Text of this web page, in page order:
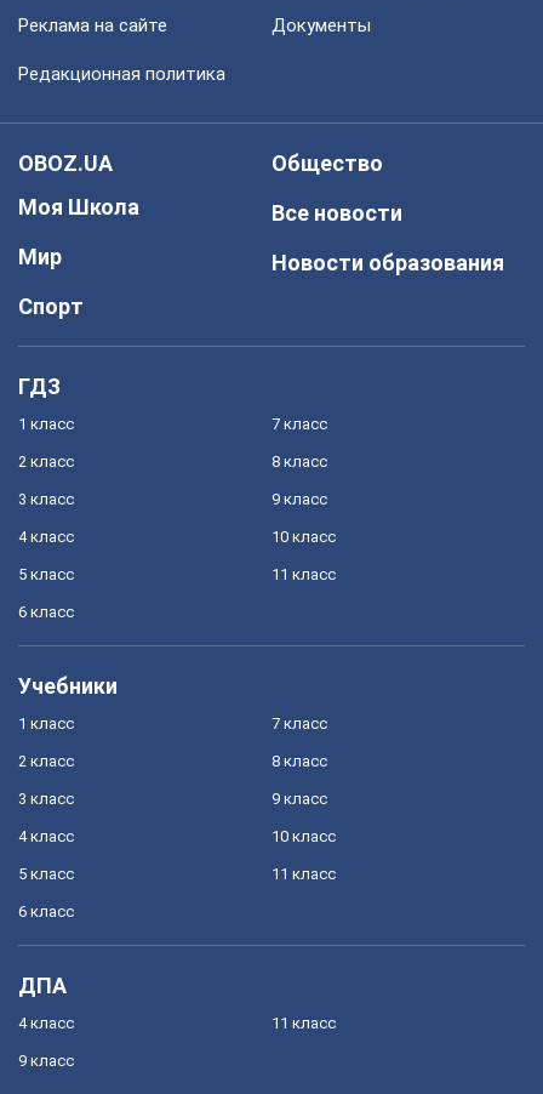
Реклама на сайте Документы
Редакционная политика
OBOZ.UA
Моя Школа
Мир
Спорт
Общество
Все новости
Новости образования
ГДЗ
1 класс
2 класс
3 класс
4 класс
5 класс
6 класс
7 класс
8 класс
9 класс
10 класс
11 класс
Учебники
1 класс
2 класс
3 класс
4 класс
5 класс
6 класс
7 класс
8 класс
9 класс
10 класс
11 класс
ДПА
4 класс
9 класс
11 класс